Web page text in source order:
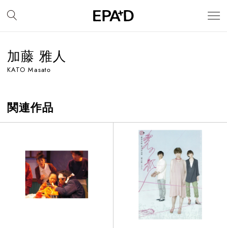
加藤 雅人
KATO Masato
関連作品